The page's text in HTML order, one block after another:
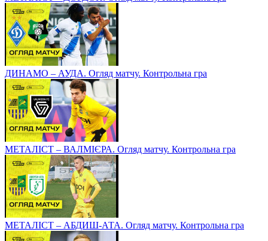
ДИНАМО – АУДА. Огляд матчу. Контрольна гра
МЕТАЛІСТ – ВАЛМІЄРА. Огляд матчу. Контрольна гра
МЕТАЛІСТ – АБДИШ-АТА. Огляд матчу. Контрольна гра